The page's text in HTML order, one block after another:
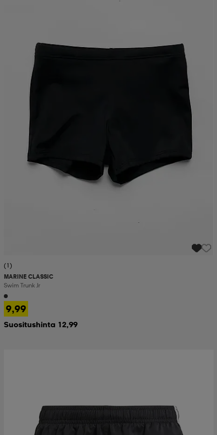
(1)
MARINE CLASSIC
Swim Trunk Jr
9,99
Suositushinta 12,99